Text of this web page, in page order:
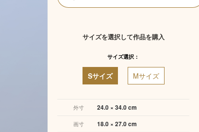
サイズを選択して作品を購入
サイズ選択：
Sサイズ Mサイズ
外寸 24.0 × 34.0 cm
画寸 18.0 × 27.0 cm